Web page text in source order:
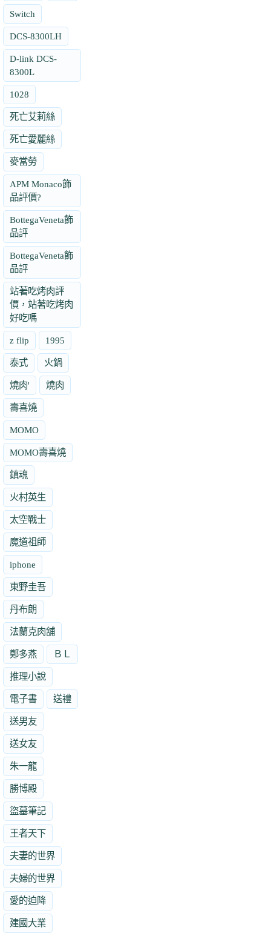
Switch
DCS-8300LH
D-link DCS-
8300L
1028
死亡艾莉絲
死亡愛麗絲
麥當勞
APM Monaco飾
品評價?
BottegaVeneta飾
品評
BottegaVeneta飾
品評
站著吃烤肉評
價，站著吃烤肉
好吃嗎
z flip 1995
泰式 火鍋
燒肉' 燒肉
壽喜燒
MOMO
MOMO壽喜燒
鎮魂
火村英生
太空戰士
魔道祖師
iphone
東野圭吾
丹布朗
法蘭克肉舖
鄭多燕 ＢＬ
推理小說
電子書 送禮
送男友
送女友
朱一龍
勝博殿
盜墓筆記
王者天下
夫妻的世界
夫婦的世界
愛的迫降
建國大業